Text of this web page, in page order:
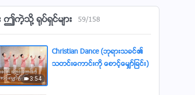
ဤကဲ့သို႔ ႐ုပ္ရွင္မ်ား 59/158
ဘုန္းႀကီးေသာ ေန႔ကို ကြၽန္ုပ္ ျမင္ေ
တြ႕လိုသည္)
3:54
Christian Dance (ဘုရားသခင္၏
သတင္းေကာင္းကို ေစာင့္ေမွ်ာ္ျခင္း)